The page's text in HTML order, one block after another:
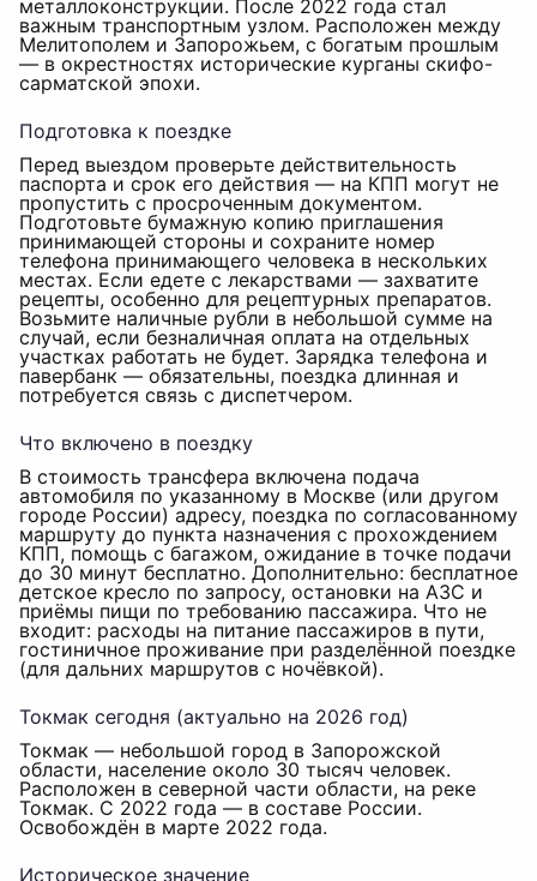
металлоконструкции. После 2022 года стал
важным транспортным узлом. Расположен между
Мелитополем и Запорожьем, с богатым прошлым
— в окрестностях исторические курганы скифо-
сарматской эпохи.
Подготовка к поездке
Перед выездом проверьте действительность
паспорта и срок его действия — на КПП могут не
пропустить с просроченным документом.
Подготовьте бумажную копию приглашения
принимающей стороны и сохраните номер
телефона принимающего человека в нескольких
местах. Если едете с лекарствами — захватите
рецепты, особенно для рецептурных препаратов.
Возьмите наличные рубли в небольшой сумме на
случай, если безналичная оплата на отдельных
участках работать не будет. Зарядка телефона и
павербанк — обязательны, поездка длинная и
потребуется связь с диспетчером.
Что включено в поездку
В стоимость трансфера включена подача
автомобиля по указанному в Москве (или другом
городе России) адресу, поездка по согласованному
маршруту до пункта назначения с прохождением
КПП, помощь с багажом, ожидание в точке подачи
до 30 минут бесплатно. Дополнительно: бесплатное
детское кресло по запросу, остановки на АЗС и
приёмы пищи по требованию пассажира. Что не
входит: расходы на питание пассажиров в пути,
гостиничное проживание при разделённой поездке
(для дальних маршрутов с ночёвкой).
Токмак сегодня (актуально на 2026 год)
Токмак — небольшой город в Запорожской
области, население около 30 тысяч человек.
Расположен в северной части области, на реке
Токмак. С 2022 года — в составе России.
Освобождён в марте 2022 года.
Историческое значение